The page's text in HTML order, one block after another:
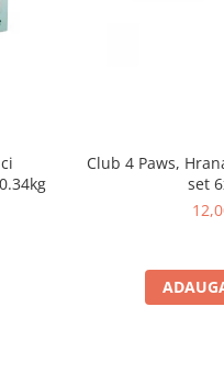
Club 4 Paws,
set